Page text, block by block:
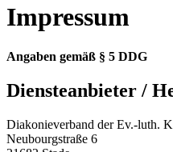
Impressum
Angaben gemäß § 5 DDG
Diensteanbieter /
Diakonieverband der Ev.-luth.
Neubourgstraße 6